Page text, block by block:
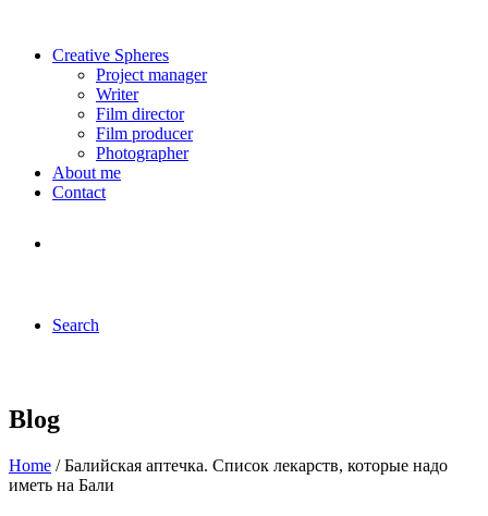
Creative Spheres
Project manager
Writer
Film director
Film producer
Photographer
About me
Contact
Search
Blog
Home / Балийская аптечка. Список лекарств, которые надо
иметь на Бали